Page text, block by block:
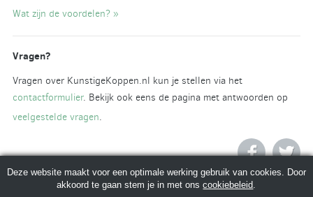
Wat zijn de voordelen? »
Vragen?
Vragen over KunstigeKoppen.nl kun je stellen via het
contactformulier. Bekijk ook eens de pagina met antwoorden op
veelgestelde vragen.
Deze website maakt voor een optimale werking gebruik van cookies. Door
akkoord te gaan stem je in met onscookiebeleid.